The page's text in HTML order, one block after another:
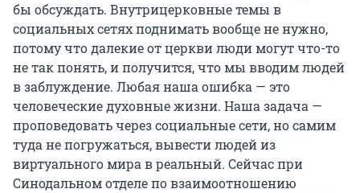
бы обсуждать. Внутрицерковные темы в
социальных сетях поднимать вообще не нужно,
потому что далекие от церкви люди могут что-то
не так понять, и получится, что мы вводим людей
в заблуждение. Любая наша ошибка — это
человеческие духовные жизни. Наша задача —
проповедовать через социальные сети, но самим
туда не погружаться, вывести людей из
виртуального мира в реальный. Сейчас при
Синодальном отделе по взаимоотношению